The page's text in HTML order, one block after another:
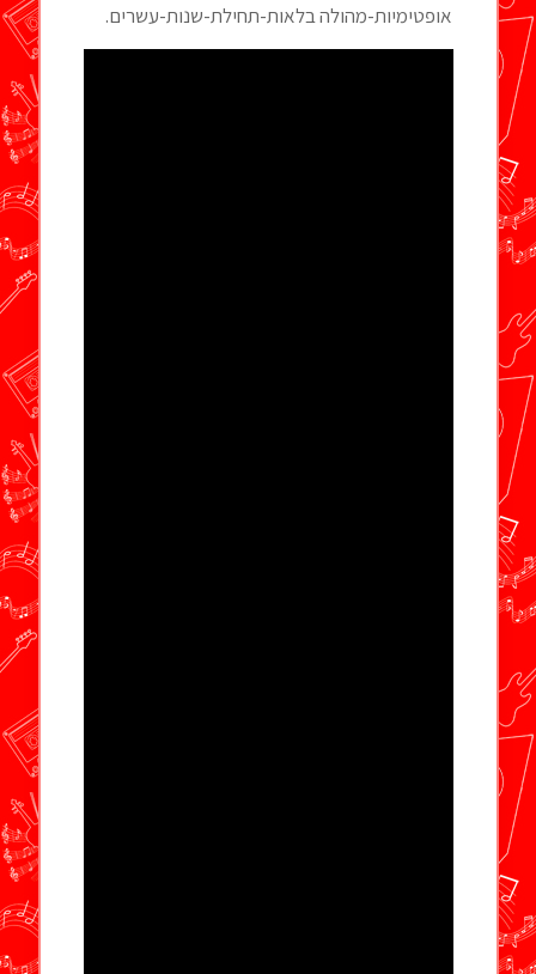
אופטימיות-מהולה בלאות-תחילת-שנות-עשרים.